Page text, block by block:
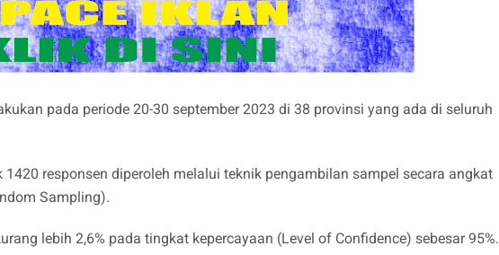
pada periode 20-30 september 2023 di 38 provinsi yang ada di seluruh
responsen diperoleh melalui teknik pengambilan sampel secara angkat
Sampling).
lebih 2,6% pada tingkat kepercayaan (Level of Confidence) sebesar 95%.